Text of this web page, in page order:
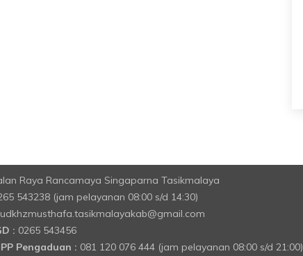
Raya Rancamaya Singaparna Tasikmalaya
543238 (jam pelayanan 08:00 s/d 14:30)
: 0265 543456
Pengaduan : 081 120 076 444 (jam pelayanan 08:00 s/d 21:00)